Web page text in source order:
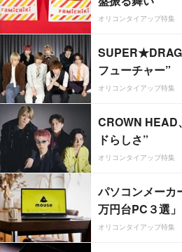
オリコンタイアップ特集
フューチャー”
オリコンタイアップ特集
CROWN HEAD
ドらしさ”
オリコンタイアップ特集
パソコンメーカ
万円台PC３選」
オリコンタイアップ特集